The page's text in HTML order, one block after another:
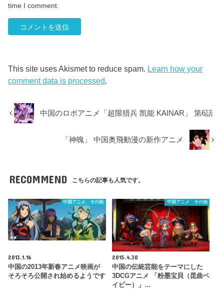
time I comment.
This site uses Akismet to reduce spam. Learn how your
comment data is processed.
中国のロボアニメ「超限猎兵 凯能 KAINAR」 第6話
「神魄」 中国奥飛動漫の新作アニメ
RECOMMEND こちらの記事も人気です。
中国アニメ その他
2013.1.16
中国の2013年新春アニメ映画が
そろそろ公開され始めるようです
中国アニメ その他
2015.4.30
中国の伝統芸能をテーマにした
3DCGアニメ 「粉墨宝貝（昆曲ベ
イビー）」…